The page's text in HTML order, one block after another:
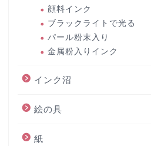
顔料インク
ブラックライトで光る
パール粉末入り
金属粉入りインク
インク沼
絵の具
紙